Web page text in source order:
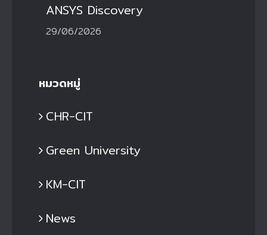
ANSYS Discovery
29/06/2026
หมวดหมู่
CHR-CIT
Green University
KM-CIT
News